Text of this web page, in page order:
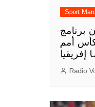
Sport
برنامج
أمم
Radio